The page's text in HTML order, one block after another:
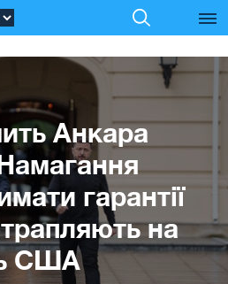
Анкара
гарантії
на
США